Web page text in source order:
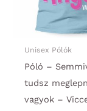
Unisex Pólók
Póló –
tudsz
vagyok –